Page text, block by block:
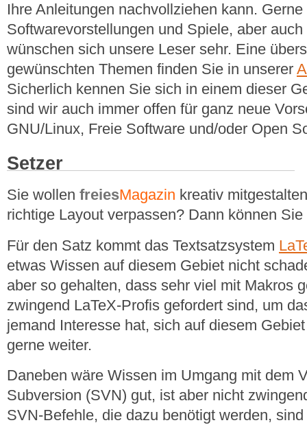
Ihre Anleitungen nachvollziehen kann.
Softwarevorstellungen und Spiele, aber
wünschen sich unsere Leser sehr. Eine
gewünschten Themen finden Sie in unserer
Sicherlich kennen Sie sich in einem dieser
sind wir auch immer offen für ganz neue
GNU/Linux, Freie Software und/oder Open
Setzer
Sie wollen freiesMagazin kreativ
richtige Layout verpassen? Dann können
Für den Satz kommt das Textsatzsystem
etwas Wissen auf diesem Gebiet nicht
aber so gehalten, dass sehr viel mit Makros
zwingend LaTeX-Profis gefordert sind, um
jemand Interesse hat, sich auf diesem
gerne weiter.
Daneben wäre Wissen im Umgang mit dem
Subversion (SVN) gut, ist aber nicht
SVN-Befehle, die dazu benötigt werden,